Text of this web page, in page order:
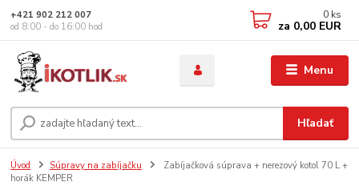
Menu
Hľadať
+421 902 212 007
od 8:00 - do 16:00 hod
0 ks
za 0,00 EUR
Úvod Súpravy na zabíjačku
Zabíjačková súprava + nerezový kotol 70 L +
horák KEMPER